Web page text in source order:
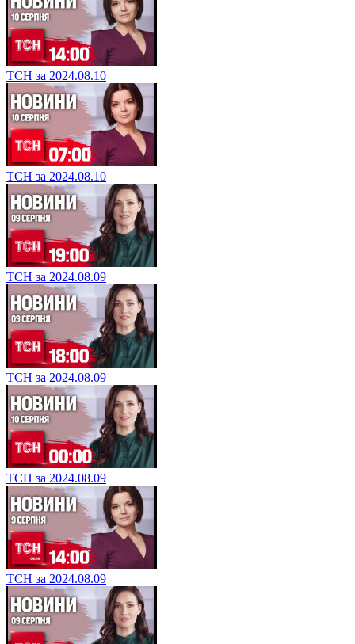
ТСН за 2024.08.10
ТСН за 2024.08.10
ТСН за 2024.08.09
ТСН за 2024.08.09
ТСН за 2024.08.09
ТСН за 2024.08.09